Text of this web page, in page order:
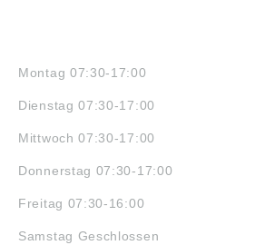
Montag 07:30-17:00
Dienstag 07:30-17:00
Mittwoch 07:30-17:00
Donnerstag 07:30-17:00
Freitag 07:30-16:00
Samstag Geschlossen